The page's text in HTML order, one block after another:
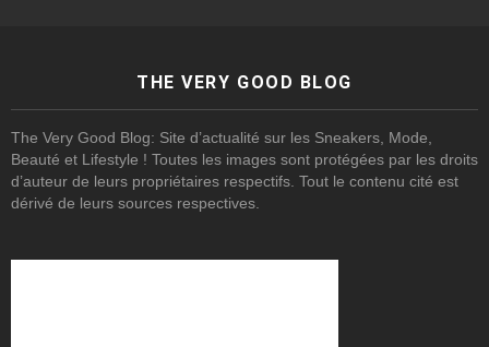
THE VERY GOOD BLOG
The Very Good Blog: Site d’actualité sur les Sneakers, Mode,
Beauté et Lifestyle ! Toutes les images sont protégées par les droits
d’auteur de leurs propriétaires respectifs. Tout le contenu cité est
dérivé de leurs sources respectives.